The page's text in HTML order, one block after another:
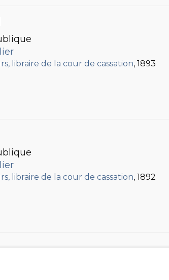
libraire de la cour de cassation, 1893
libraire de la cour de cassation, 1892